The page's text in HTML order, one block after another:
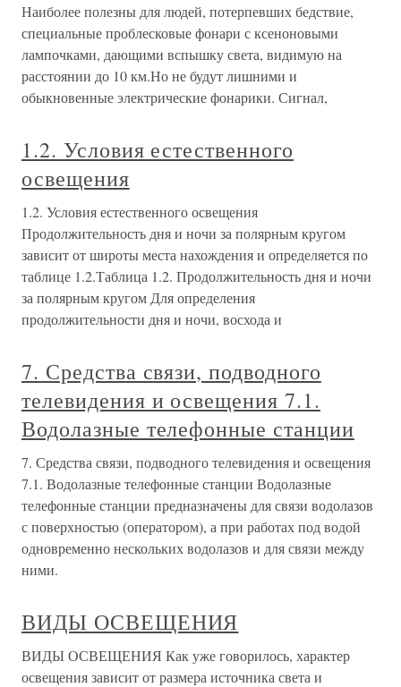
Наиболее полезны для людей, потерпевших бедствие,
специальные проблесковые фонари с ксеноновыми
лампочками, дающими вспышку света, видимую на
расстоянии до 10 км.Но не будут лишними и
обыкновенные электрические фонарики. Сигнал,
1.2. Условия естественного
освещения
1.2. Условия естественного освещения
Продолжительность дня и ночи за полярным кругом
зависит от широты места нахождения и определяется по
таблице 1.2.Таблица 1.2. Продолжительность дня и ночи
за полярным кругом Для определения
продолжительности дня и ночи, восхода и
7. Средства связи, подводного
телевидения и освещения 7.1.
Водолазные телефонные станции
7. Средства связи, подводного телевидения и освещения
7.1. Водолазные телефонные станции Водолазные
телефонные станции предназначены для связи водолазов
с поверхностью (оператором), а при работах под водой
одновременно нескольких водолазов и для связи между
ними.
ВИДЫ ОСВЕЩЕНИЯ
ВИДЫ ОСВЕЩЕНИЯ Как уже говорилось, характер
освещения зависит от размера источника света и